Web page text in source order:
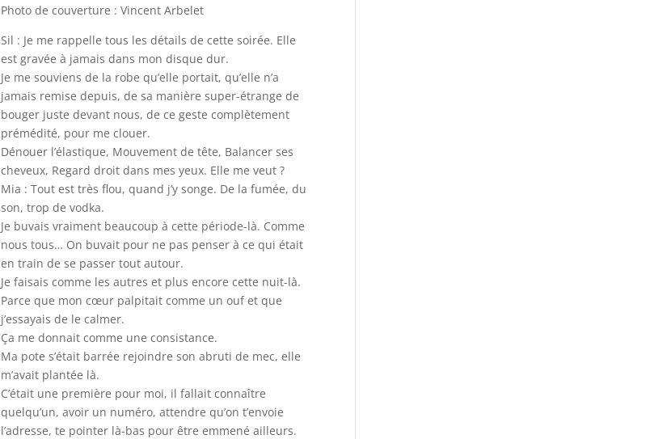
Photo de couverture : Vincent Arbelet
Sil : Je me rappelle tous les détails de cette soirée. Elle
est gravée à jamais dans mon disque dur.
Je me souviens de la robe qu’elle portait, qu’elle n’a
jamais remise depuis, de sa manière super-étrange de
bouger juste devant nous, de ce geste complètement
prémédité, pour me clouer.
Dénouer l’élastique, Mouvement de tête, Balancer ses
cheveux, Regard droit dans mes yeux. Elle me veut ?
Mia : Tout est très flou, quand j’y songe. De la fumée, du
son, trop de vodka.
Je buvais vraiment beaucoup à cette période-là. Comme
nous tous… On buvait pour ne pas penser à ce qui était
en train de se passer tout autour.
Je faisais comme les autres et plus encore cette nuit-là.
Parce que mon cœur palpitait comme un ouf et que
j’essayais de le calmer.
Ça me donnait comme une consistance.
Ma pote s’était barrée rejoindre son abruti de mec, elle
m’avait plantée là.
C’était une première pour moi, il fallait connaître
quelqu’un, avoir un numéro, attendre qu’on t’envoie
l’adresse, te pointer là-bas pour être emmené ailleurs.